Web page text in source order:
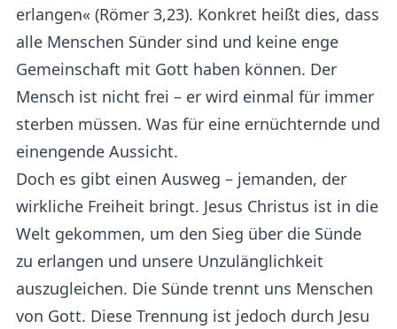
erlangen« (Römer 3,23). Konkret heißt dies, dass
alle Menschen Sünder sind und keine enge
Gemeinschaft mit Gott haben können. Der
Mensch ist nicht frei – er wird einmal für immer
sterben müssen. Was für eine ernüchternde und
einengende Aussicht.
Doch es gibt einen Ausweg – jemanden, der
wirkliche Freiheit bringt. Jesus Christus ist in die
Welt gekommen, um den Sieg über die Sünde
zu erlangen und unsere Unzulänglichkeit
auszugleichen. Die Sünde trennt uns Menschen
von Gott. Diese Trennung ist jedoch durch Jesu